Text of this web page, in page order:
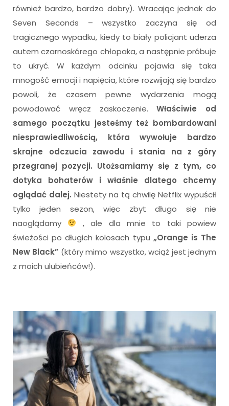
również bardzo, bardzo dobry). Wracając jednak do
Seven Seconds – wszystko zaczyna się od
tragicznego wypadku, kiedy to biały policjant uderza
autem czarnoskórego chłopaka, a następnie próbuje
to ukryć. W każdym odcinku pojawia się taka
mnogość emocji i napięcia, które rozwijają się bardzo
powoli, że czasem pewne wydarzenia mogą
powodować wręcz zaskoczenie.Właściwie od
samego początku jesteśmy też bombardowani
niesprawiedliwością, która wywołuje bardzo
skrajne odczucia zawodu i stania na z góry
przegranej pozycji. Utożsamiamy się z tym, co
dotyka bohaterów i właśnie dlatego chcemy
oglądać dalej. Niestety na tą chwilę Netflix wypuścił
tylko jeden sezon, więc zbyt długo się nie
naoglądamy
, ale dla mnie to taki powiew
świeżości po długich kolosach typu „Orange is The
New Black” (który mimo wszystko, wciąż jest jednym
z moich ulubieńców!).